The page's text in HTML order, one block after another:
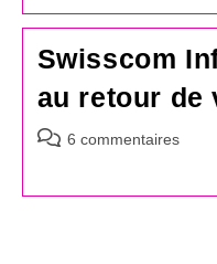
Swisscom
au retour de
Commentaires
6 commentaires